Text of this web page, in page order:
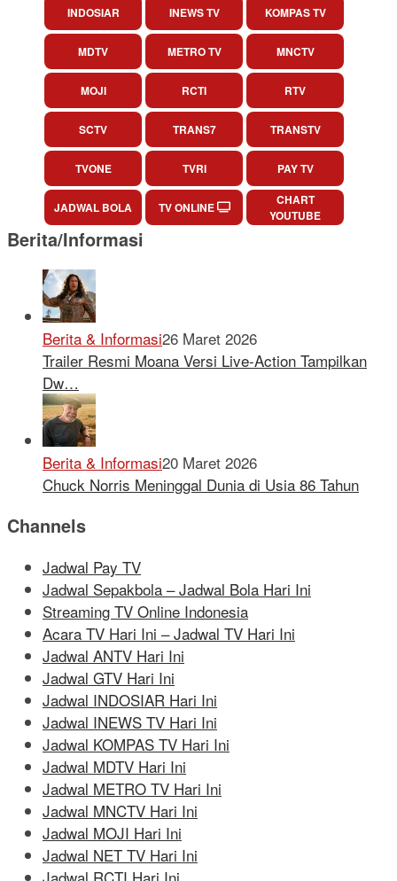
INDOSIAR INEWS TV KOMPAS TV
MDTV METRO TV MNCTV
MOJI RCTI RTV
SCTV TRANS7 TRANSTV
TVONE TVRI PAY TV
JADWAL BOLA TV ONLINE
CHART
YOUTUBE
Berita/Informasi
Berita & Informasi26 Maret 2026
Trailer Resmi Moana Versi Live-Action Tampilkan
Dw…
Berita & Informasi20 Maret 2026
Chuck Norris Meninggal Dunia di Usia 86 Tahun
Channels
Jadwal Pay TV
Jadwal Sepakbola – Jadwal Bola Hari Ini
Streaming TV Online Indonesia
Acara TV Hari Ini – Jadwal TV Hari Ini
Jadwal ANTV Hari Ini
Jadwal GTV Hari Ini
Jadwal INDOSIAR Hari Ini
Jadwal INEWS TV Hari Ini
Jadwal KOMPAS TV Hari Ini
Jadwal MDTV Hari Ini
Jadwal METRO TV Hari Ini
Jadwal MNCTV Hari Ini
Jadwal MOJI Hari Ini
Jadwal NET TV Hari Ini